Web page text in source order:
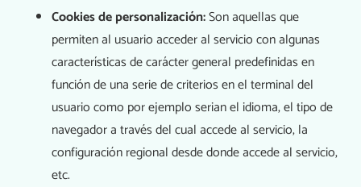
Cookies de personalización:Son aquellas que
permiten al usuario acceder al servicio con algunas
características de carácter general predefinidas en
función de una serie de criterios en el terminal del
usuario como por ejemplo serian el idioma, el tipo de
navegador a través del cual accede al servicio, la
configuración regional desde donde accede al servicio,
etc.